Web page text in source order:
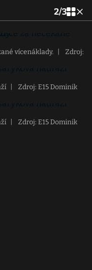
2/3
vícenáklady.
Zdroj:
Zdroj: E15 Dominik
Zdroj: E15 Dominik